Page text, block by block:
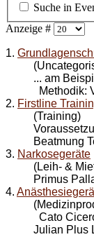
Suche in
Anzeige #
1.
... am
Methodik:
2. Firstline
(Training)
Beatmung
3. Narkosegeräte
(Leih- &
Primus
4.
Cato
Julian Plus